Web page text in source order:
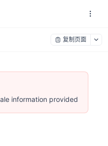
复制页面
information provided